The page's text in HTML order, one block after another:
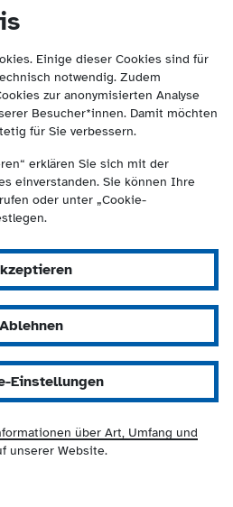
Einige dieser Cookies sind für
notwendig. Zudem
zur anonymisierten Analyse
Besucher*innen. Damit möchten
für Sie verbessern.
erklären Sie sich mit der
einverstanden. Sie können Ihre
oder unter „Cookie-
Ablehnen
Einstellungen
über Art, Umfang und
unserer Website.
springen
Suche) springen.